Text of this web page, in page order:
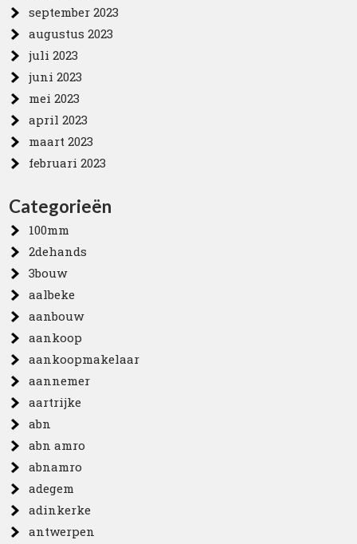
september 2023
augustus 2023
juli 2023
juni 2023
mei 2023
april 2023
maart 2023
februari 2023
Categorieën
100mm
2dehands
3bouw
aalbeke
aanbouw
aankoop
aankoopmakelaar
aannemer
aartrijke
abn
abn amro
abnamro
adegem
adinkerke
antwerpen